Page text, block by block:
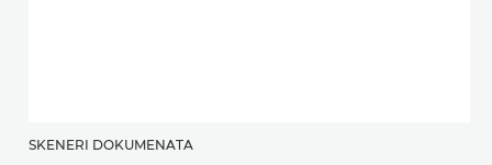
SKENERI DOKUMENATA